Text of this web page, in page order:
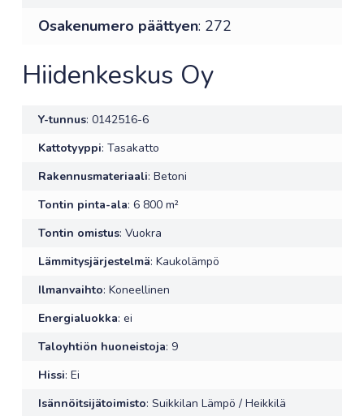
Osakenumero päättyen: 272
Hiidenkeskus Oy
Y-tunnus: 0142516-6
Kattotyyppi: Tasakatto
Rakennusmateriaali: Betoni
Tontin pinta-ala: 6 800 m²
Tontin omistus: Vuokra
Lämmitysjärjestelmä: Kaukolämpö
Ilmanvaihto: Koneellinen
Energialuokka: ei
Taloyhtiön huoneistoja: 9
Hissi: Ei
Isännöitsijätoimisto: Suikkilan Lämpö / Heikkilä